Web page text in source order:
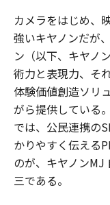
カメラをはじめ、
強いキヤノンだが
ン（以下、キヤノ
術力と表現力、そ
体験価値創造ソリ
がら提供している
では、公民連携の
かりやすく伝える
のが、キヤノンMJ
三である。